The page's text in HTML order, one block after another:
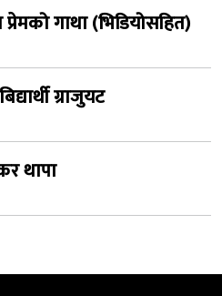
गाथा (भिडियोसहित)
ग्राजुयट
थापा